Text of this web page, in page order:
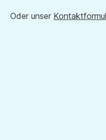
Oder unser